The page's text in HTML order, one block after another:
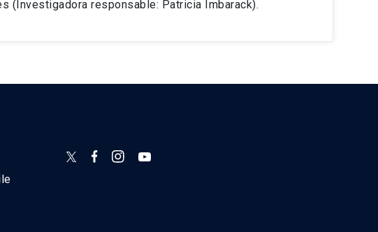
(Investigadora responsable: Patricia Imbarack).